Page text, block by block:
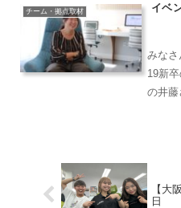
かを
チーム・拠点取材
イベ
みなさ
19新
の井藤
エイテ
【大
日